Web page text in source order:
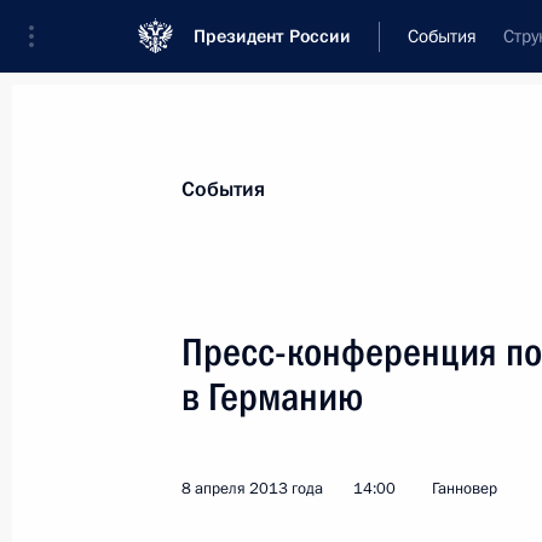
Президент России События
Новости
Послания Федеральному Собранию
Заявления по важнейшим вопросам
Речи и обращения
События
Пресс-конференция
в Германию
8 апреля 2013 года 14:00 Ганновер